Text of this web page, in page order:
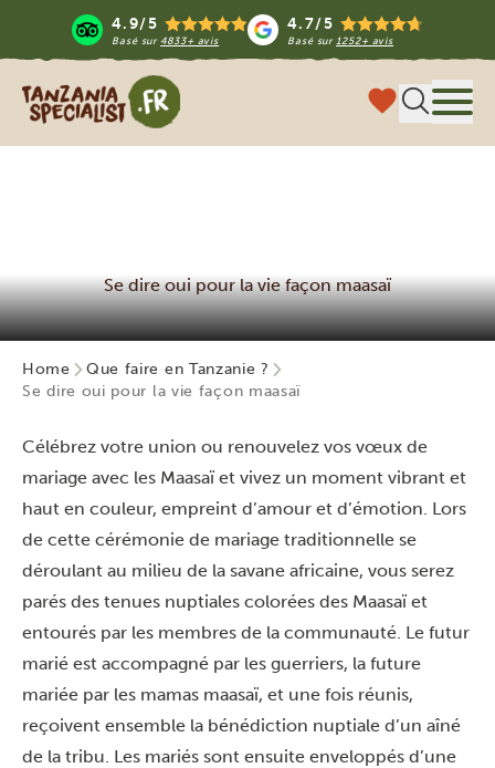
4.9/5
Basé sur 4833+ avis
4.7/5
Basé sur1252+ avis
Tanzania Specialist
Se dire oui pour la vie façon maasaï
Home
Que faire en Tanzanie ?
Se dire oui pour la vie façon maasaï
Célébrez votre union ou renouvelez vos vœux de
mariage avec les Maasaï et vivez un moment vibrant et
haut en couleur, empreint d’amour et d’émotion. Lors
de cette cérémonie de mariage traditionnelle se
déroulant au milieu de la savane africaine, vous serez
parés des tenues nuptiales colorées des Maasaï et
entourés par les membres de la communauté. Le futur
marié est accompagné par les guerriers, la future
mariée par les mamas maasaï, et une fois réunis,
reçoivent ensemble la bénédiction nuptiale d’un aîné
de la tribu. Les mariés sont ensuite enveloppés d’une